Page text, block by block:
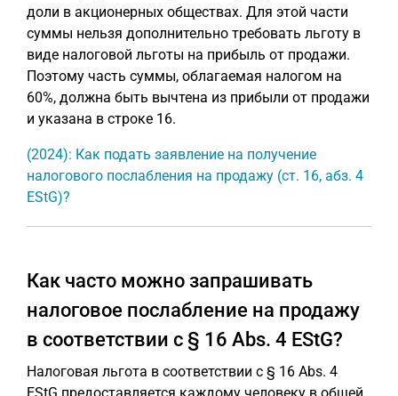
доли в акционерных обществах. Для этой части
суммы нельзя дополнительно требовать льготу в
виде налоговой льготы на прибыль от продажи.
Поэтому часть суммы, облагаемая налогом на
60%, должна быть вычтена из прибыли от продажи
и указана в строке 16.
(2024): Как подать заявление на получение
налогового послабления на продажу (ст. 16, абз. 4
EStG)?
Как часто можно запрашивать
налоговое послабление на продажу
в соответствии с § 16 Abs. 4 EStG?
Налоговая льгота в соответствии с § 16 Abs. 4